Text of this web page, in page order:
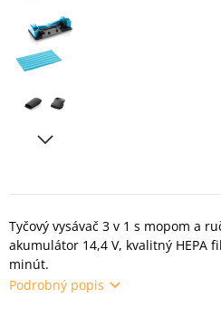
Tyčový vysávač 3 v 1 s mopom a
akumulátor 14,4 V, kvalitný HEPA
minút.
Podrobný popis